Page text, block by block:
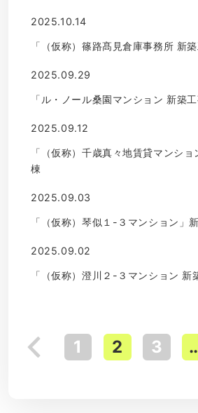
2025.10.14
「（仮称）篠路髙見倉庫事務所 新
2025.09.29
「ル・ノール桑園マンション 新築
2025.09.12
「（仮称）千歳真々地賃貸マンシ
棟
2025.09.03
「（仮称）琴似１-３マンション
2025.09.02
「（仮称）澄川２-３マンション
投
1 2 3